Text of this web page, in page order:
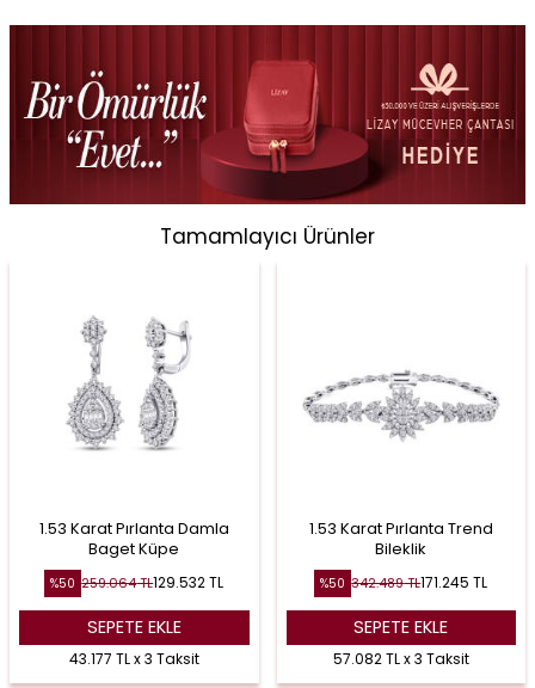
Tamamlayıcı Ürünler
1.53 Karat Pırlanta Damla
Baget Küpe
%50 259.064TL129.532TL
SEPETE EKLE
43.177 TL x 3 Taksit
1.53 Karat Pırlanta Trend
Bileklik
%50 342.489TL171.245 TL
SEPETE EKLE
57.082 TL x 3 Taksit